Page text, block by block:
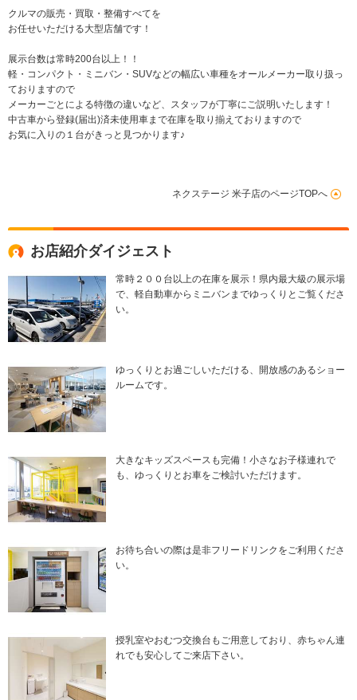
クルマの販売・買取・整備すべてを
お任せいただける大型店舗です！
展示台数は常時200台以上！！
軽・コンパクト・ミニバン・SUVなどの幅広い車種をオールメーカー取り扱っ
ておりますので
メーカーごとによる特徴の違いなど、スタッフが丁寧にご説明いたします！
中古車から登録(届出)済未使用車まで在庫を取り揃えておりますので
お気に入りの１台がきっと見つかります♪
ネクステージ 米子店のページTOPへ
お店紹介ダイジェスト
常時２００台以上の在庫を展示！県内最大級の展示場
で、軽自動車からミニバンまでゆっくりとご覧くださ
い。
ゆっくりとお過ごしいただける、開放感のあるショー
ルームです。
大きなキッズスペースも完備！小さなお子様連れで
も、ゆっくりとお車をご検討いただけます。
お待ち合いの際は是非フリードリンクをご利用くださ
い。
授乳室やおむつ交換台もご用意しており、赤ちゃん連
れでも安心してご来店下さい。